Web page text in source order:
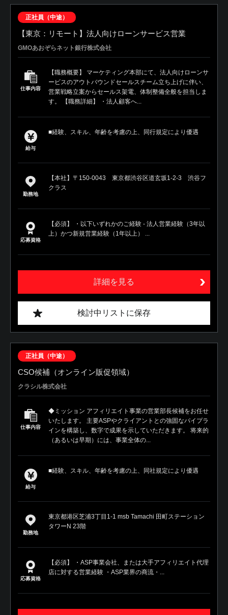
正社員（中途）
【東京：リモート】法人向けローンサービス営業
GMOあおぞらネット銀行株式会社
仕事内容
【職務概要】 マーケティング本部にて、法人向けローンサ
ービスのアウトバウンドセールスチーム立ち上げに伴い、
営業戦略立案からセールス架電、体制整備全般を担当しま
す。 【職務詳細】 ・法人顧客へ...
給与
■経験、スキル、年齢を考慮の上、同行規定により優遇
勤務地
【本社】〒150-0043 東京都渋谷区道玄坂1-2-3 渋谷フ
クラス
応募資格
【必須】 ・以下いずれかのご経験 - 法人営業経験（3年以
上）かつ新規営業経験（1年以上） ...
詳細を見る
検討中リストに保存
正社員（中途）
CSO候補（オンライン販促領域）
クラシル株式会社
仕事内容
◆ミッション アフィリエイト事業の営業部長候補をお任せ
いたします。 主要ASPやクライアントとの強固なパイプラ
インを構築し、数字で成果を示していただきます。 将来的
（あるいは早期）には、事業全体の...
給与
■経験、スキル、年齢を考慮の上、同社規定により優遇
勤務地
東京都港区芝浦3丁目1‐1 msb Tamachi 田町ステーション
タワーN 23階
応募資格
【必須】 ・ASP事業会社、または大手アフィリエイト代理
店に対する営業経験 ・ASP業界の商流・...